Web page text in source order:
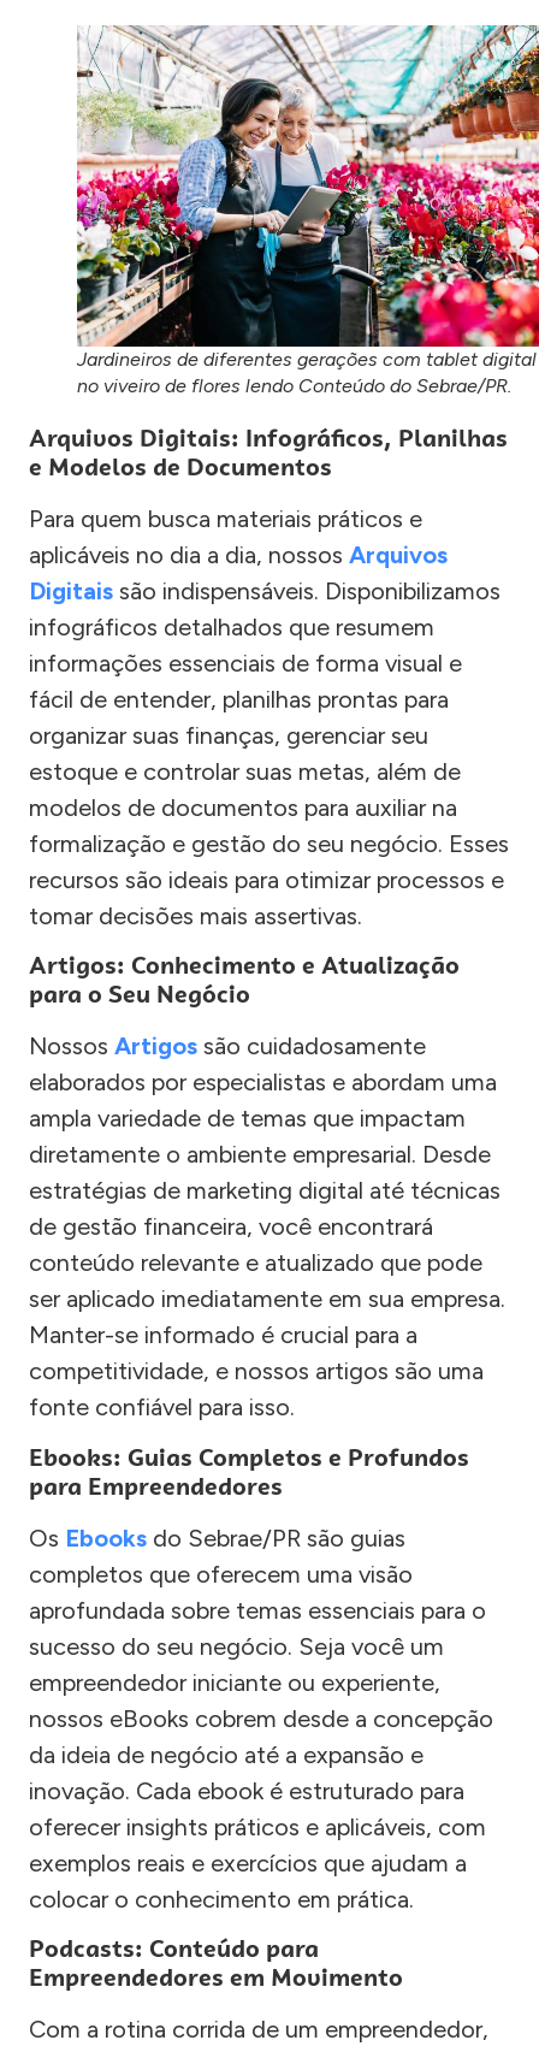
Jardineiros de diferentes gerações com tablet digital
no viveiro de flores lendo Conteúdo do Sebrae/PR.
Arquivos Digitais: Infográficos, Planilhas
e Modelos de Documentos
Para quem busca materiais práticos e
aplicáveis no dia a dia, nossos Arquivos
Digitais são indispensáveis. Disponibilizamos
infográficos detalhados que resumem
informações essenciais de forma visual e
fácil de entender, planilhas prontas para
organizar suas finanças, gerenciar seu
estoque e controlar suas metas, além de
modelos de documentos para auxiliar na
formalização e gestão do seu negócio. Esses
recursos são ideais para otimizar processos e
tomar decisões mais assertivas.
Artigos: Conhecimento e Atualização
para o Seu Negócio
Nossos Artigos são cuidadosamente
elaborados por especialistas e abordam uma
ampla variedade de temas que impactam
diretamente o ambiente empresarial. Desde
estratégias de marketing digital até técnicas
de gestão financeira, você encontrará
conteúdo relevante e atualizado que pode
ser aplicado imediatamente em sua empresa.
Manter-se informado é crucial para a
competitividade, e nossos artigos são uma
fonte confiável para isso.
Ebooks: Guias Completos e Profundos
para Empreendedores
Os Ebooks do Sebrae/PR são guias
completos que oferecem uma visão
aprofundada sobre temas essenciais para o
sucesso do seu negócio. Seja você um
empreendedor iniciante ou experiente,
nossos eBooks cobrem desde a concepção
da ideia de negócio até a expansão e
inovação. Cada ebook é estruturado para
oferecer insights práticos e aplicáveis, com
exemplos reais e exercícios que ajudam a
colocar o conhecimento em prática.
Podcasts: Conteúdo para
Empreendedores em Movimento
Com a rotina corrida de um empreendedor,